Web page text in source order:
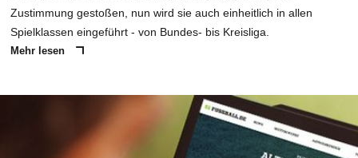
Zustimmung gestoßen, nun wird sie auch einheitlich in allen
Spielklassen eingeführt - von Bundes- bis Kreisliga.
Mehr lesen